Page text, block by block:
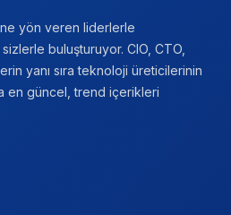
yön veren liderlerle
buluşturuyor. CIO, CTO,
yanı sıra teknoloji üreticilerinin
en güncel, trend içerikleri